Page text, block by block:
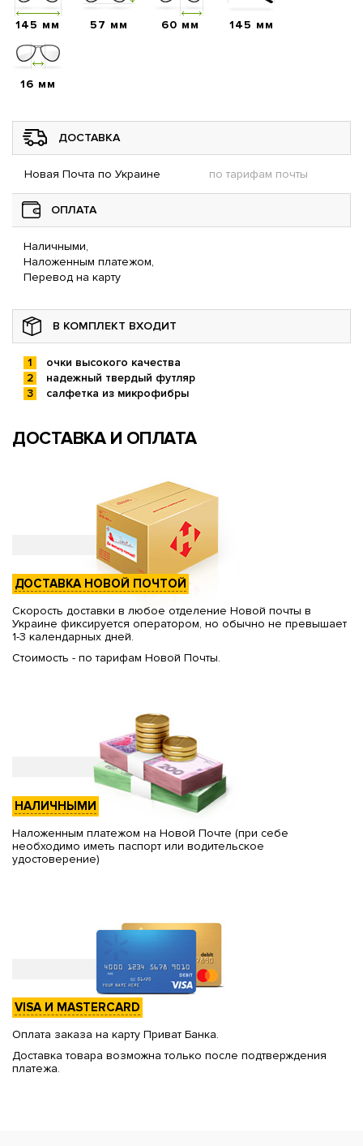
145 мм 57 мм 60 мм 145 мм
16 мм
ДОСТАВКА
Новая Почта по Украине по тарифам почты
ОПЛАТА
Наличными,
Наложенным платежом,
Перевод на карту
В КОМПЛЕКТ ВХОДИТ
очки высокого качества
надежный твердый футляр
салфетка из микрофибры
ДОСТАВКА И ОПЛАТА
ДОСТАВКА НОВОЙ ПОЧТОЙ
Скорость доставки в любое отделение Новой почты в
Украине фиксируется оператором, но обычно не превышает
1-3 календарных дней.
Стоимость - по тарифам Новой Почты.
НАЛИЧНЫМИ
Наложенным платежом на Новой Почте (при себе
необходимо иметь паспорт или водительское
удостоверение)
VISA И MASTERCARD
Оплата заказа на карту Приват Банка.
Доставка товара возможна только после подтверждения
платежа.